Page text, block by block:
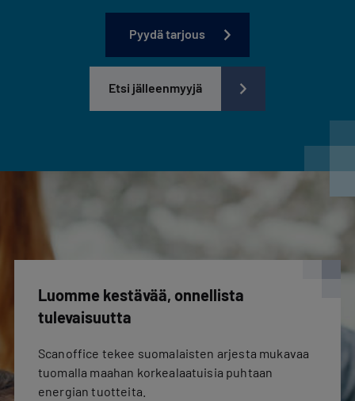
Pyydä tarjous
Etsi jälleenmyyjä
Luomme kestävää, onnellista
tulevaisuutta
Scanoffice tekee suomalaisten arjesta mukavaa
tuomalla maahan korkealaatuisia puhtaan
energian tuotteita.